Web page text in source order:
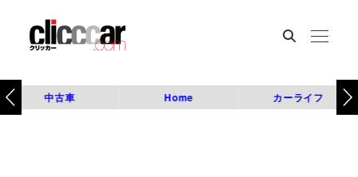
中古車 Home カーライフ